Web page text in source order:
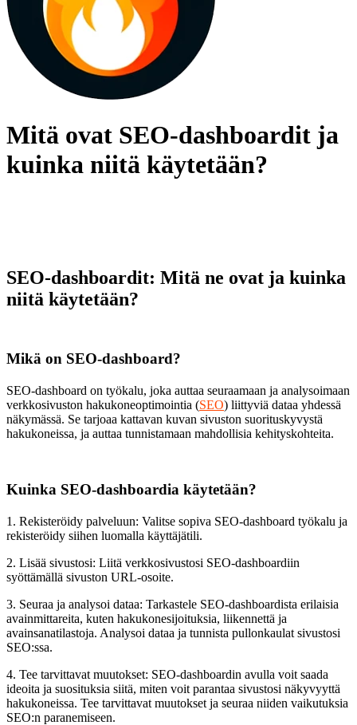
Mitä ovat SEO-dashboardit ja
kuinka niitä käytetään?
SEO-dashboardit: Mitä ne ovat ja kuinka
niitä käytetään?
Mikä on SEO-dashboard?
SEO-dashboard on työkalu, joka auttaa seuraamaan ja analysoimaan
verkkosivuston hakukoneoptimointia (SEO) liittyviä dataa yhdessä
näkymässä. Se tarjoaa kattavan kuvan sivuston suorituskyvystä
hakukoneissa, ja auttaa tunnistamaan mahdollisia kehityskohteita.
Kuinka SEO-dashboardia käytetään?
1. Rekisteröidy palveluun: Valitse sopiva SEO-dashboard työkalu ja
rekisteröidy siihen luomalla käyttäjätili.
2. Lisää sivustosi: Liitä verkkosivustosi SEO-dashboardiin
syöttämällä sivuston URL-osoite.
3. Seuraa ja analysoi dataa: Tarkastele SEO-dashboardista erilaisia
avainmittareita, kuten hakukonesijoituksia, liikennettä ja
avainsanatilastoja. Analysoi dataa ja tunnista pullonkaulat sivustosi
SEO:ssa.
4. Tee tarvittavat muutokset: SEO-dashboardin avulla voit saada
ideoita ja suosituksia siitä, miten voit parantaa sivustosi näkyvyyttä
hakukoneissa. Tee tarvittavat muutokset ja seuraa niiden vaikutuksia
SEO:n paranemiseen.